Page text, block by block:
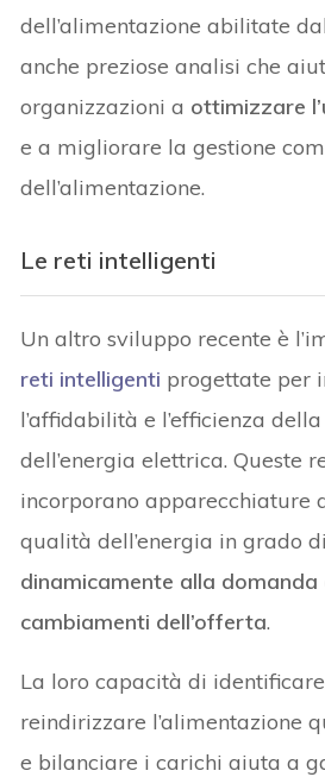
dell’alimentazione abilitate
anche preziose analisi che
organizzazioni a ottimizzare
e a migliorare la gestione
dell’alimentazione.
Le reti intelligenti
Un altro sviluppo recente è
reti intelligenti progettate per
l’affidabilità e l’efficienza
dell’energia elettrica. Queste
incorporano apparecchiature
qualità dell’energia in grado di
dinamicamente alla domanda
cambiamenti dell’offerta.
La loro capacità di
reindirizzare l’alimentazione
e bilanciare i carichi aiuta a